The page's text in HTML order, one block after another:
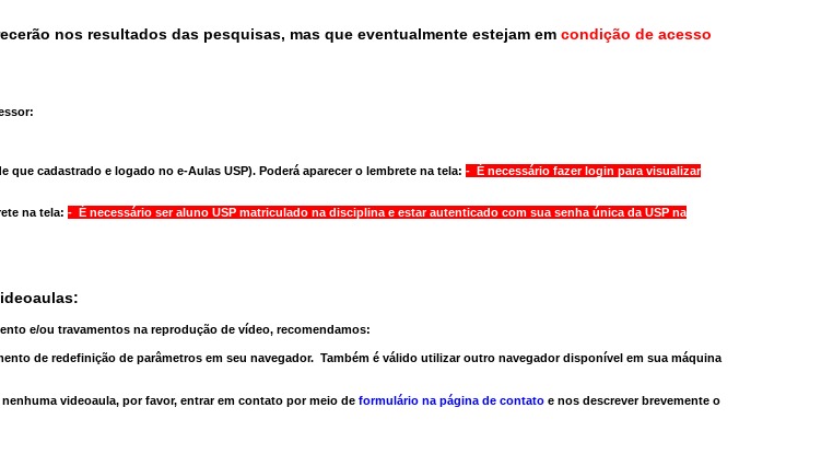
nos resultados das pesquisas, mas que eventualmente estejam em condição de acesso
que cadastrado e logado no e-Aulas USP). Poderá aparecer o lembrete na tela: - É necessário fazer login para visualizar
na tela: - É necessário ser aluno USP matriculado na disciplina e estar autenticado com sua senha única da USP na
e/ou travamentos na reprodução de vídeo, recomendamos:
de redefinição de parâmetros em seu navegador. Também é válido utilizar outro navegadordisponível em sua máquina
videoaula, por favor, entrar em contato por meio de formulário na página de contato e nos descrever brevemente o